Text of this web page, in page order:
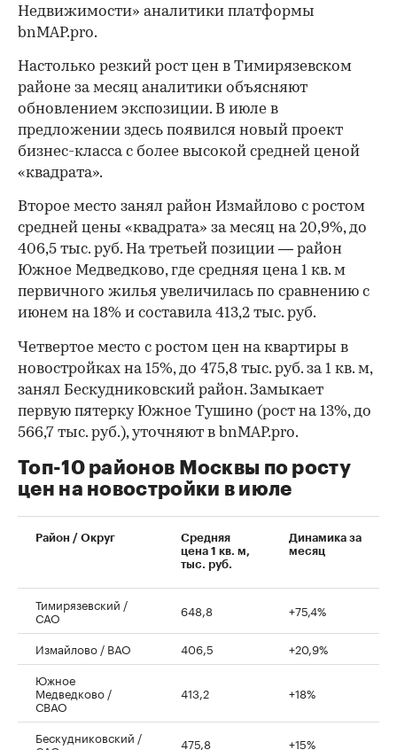
Недвижимости» аналитики платформы
bnMAP.pro.
Настолько резкий рост цен в Тимирязевском
районе за месяц аналитики объясняют
обновлением экспозиции. В июле в
предложении здесь появился новый проект
бизнес-класса с более высокой средней ценой
«квадрата».
Второе место занял район Измайлово с ростом
средней цены «квадрата» за месяц на 20,9%, до
406,5 тыс. руб. На третьей позиции — район
Южное Медведково, где средняя цена 1 кв. м
первичного жилья увеличилась по сравнению с
июнем на 18% и составила 413,2 тыс. руб.
00:00 / 00:00
Четвертое место с ростом цен на квартиры в
новостройках на 15%, до 475,8 тыс. руб. за 1 кв. м,
занял Бескудниковский район. Замыкает
первую пятерку Южное Тушино (рост на 13%, до
566,7 тыс. руб.), уточняют в bnMAP.pro.
Топ-10 районов Москвы по росту
цен на новостройки в июле
Район / Округ
Средняя
цена 1 кв. м,
тыс. руб.
Динамика за
месяц
Тимирязевский /
САО 648,8 +75,4%
Измайлово / ВАО 406,5
+20,9%
Южное
Медведково /
СВАО
413,2 +18%
Бескудниковский / 475,8 +15%